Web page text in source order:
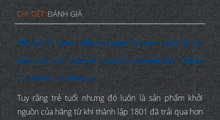
CHI TIẾT ĐÁNH GIÁ
Chivas 12 năm(Chivas Regal 12 year old),là sản
phẩm trẻ tuổi nhất của dòng Chivas Regal gồm: Chivas
12, Chivas 18, Chivas 25.
Tuy rằng trẻ tuổi nhưng đó luôn là sản phẩm khởi
nguồn của hãng từ khi thành lập 1801 đã trải qua hơn